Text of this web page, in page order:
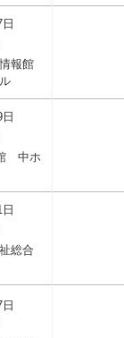
報館
中ホ
総合